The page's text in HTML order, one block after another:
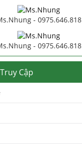
- 0975.646.818
- 0975.646.818
Cập